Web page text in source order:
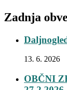
Zadnja
13. 6. 2026
OBČNI